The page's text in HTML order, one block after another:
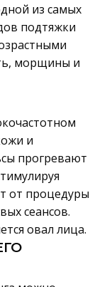
из самых
подтяжки
морщины и
и
прогревают
от процедуры
сеансов.
овал лица.